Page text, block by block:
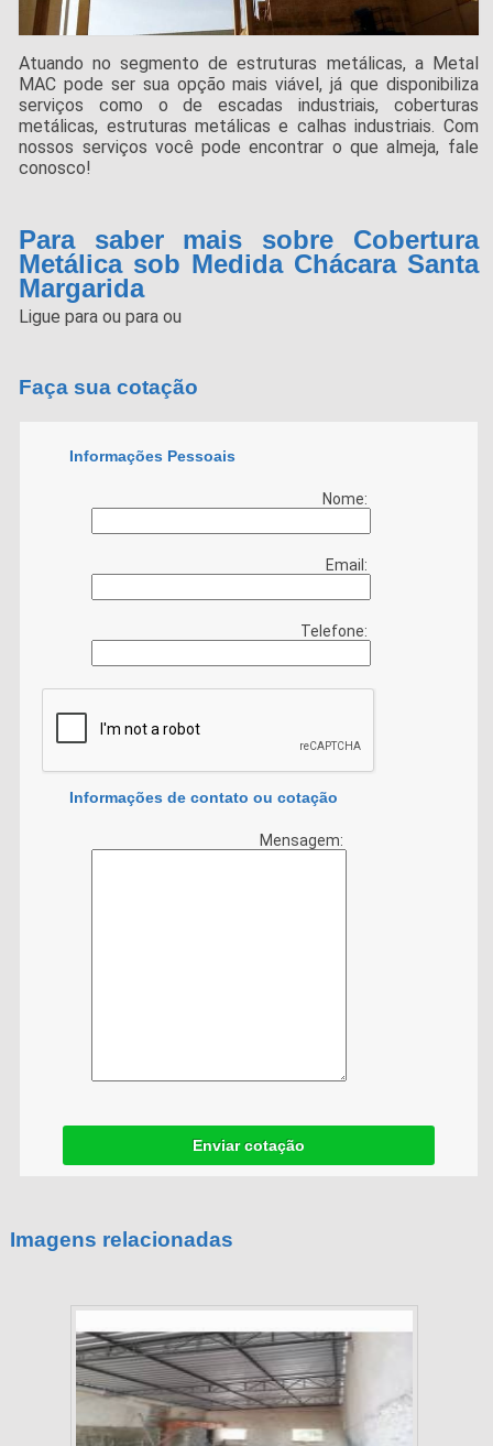
Atuando no segmento de estruturas metálicas, a Metal
MAC pode ser sua opção mais viável, já que disponibiliza
serviços como o de escadas industriais, coberturas
metálicas, estruturas metálicas e calhas industriais. Com
nossos serviços você pode encontrar o que almeja, fale
conosco!
Para saber mais sobre Cobertura
Metálica sob Medida Chácara Santa
Margarida
Ligue paraou paraou
Faça sua cotação
Informações Pessoais
Nome:
Email:
Telefone:
Informações de contato ou cotação
Mensagem:
Enviar cotação
Imagens relacionadas